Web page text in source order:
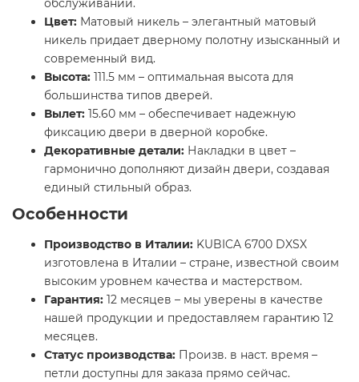
обслуживании.
Цвет: Матовый никель – элегантный матовый
никель придает дверному полотну изысканный и
современный вид.
Высота: 111.5 мм – оптимальная высота для
большинства типов дверей.
Вылет: 15.60 мм – обеспечивает надежную
фиксацию двери в дверной коробке.
Декоративные детали: Накладки в цвет –
гармонично дополняют дизайн двери, создавая
единый стильный образ.
Особенности
Производство в Италии: KUBICA 6700 DXSX
изготовлена в Италии – стране, известной своим
высоким уровнем качества и мастерством.
Гарантия: 12 месяцев – мы уверены в качестве
нашей продукции и предоставляем гарантию 12
месяцев.
Статус производства: Произв. в наст. время –
петли доступны для заказа прямо сейчас.